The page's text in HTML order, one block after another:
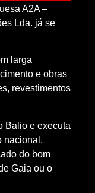
A2A –
Lda. já se
larga
e obras
revestimentos
Balio e executa
nacional,
do bom
Gaia ou o